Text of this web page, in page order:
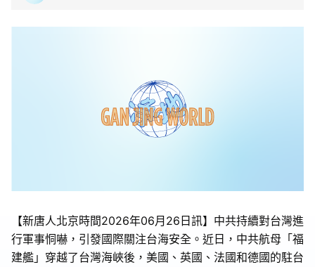
【新唐人北京時間2026年06月26日訊】中共持續對台灣進
行軍事恫嚇，引發國際關注台海安全。近日，中共航母「福
建艦」穿越了台灣海峽後，美國、英國、法國和德國的駐台